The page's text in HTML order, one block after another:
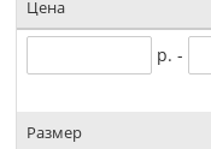
Цена
р. -
Размер